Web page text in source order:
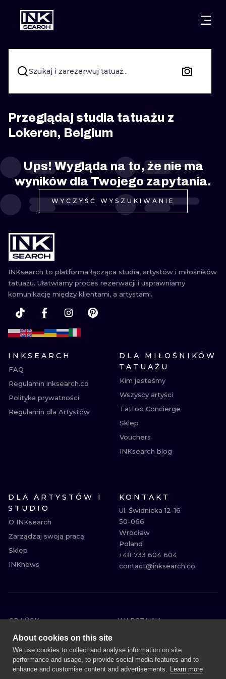
MIASTA GDAŃSK
WARSZAWA POZNAŃ
KRAKÓW KATOWICE
WROCŁAW ŁÓDŹ
BERLIN
AMSTERDAM EDYNBURG
PRAGA LONDYN
STYLE
KALIGRAFIA
NEW
TRIBAL
RYCINOWE
Szukaj i zarezerwuj tatuaż...
Przeglądaj studia tatuażu z
Lokeren, Belgium
Ups! Wygląda na to, że nie ma
wyników dla Twojego zapytania.
WYCZYŚĆ WYSZUKIWANIE
INKsearch to platforma łącząca studia, artystów i miłośników
tatuażu. Ułatwiamy proces rezerwacji i usprawniamy
komunikację między klientami, a artystami.
INKSEARCH
FAQ
Regulamin inksearch.co
Polityka prywatności
Regulamin dla Artystów
DLA MIŁOŚNIKÓW
TATUAŻU
Kim jesteśmy
Wszyscy artyści
Tattoo Concierge
Sklep
Vouchers
INKsearch blog
DLA ARTYSTÓW I
STUDIO
O INKsearch
Zarządzaj swoją pracą
Sklep
INKnews
KONTAKT
Ul. Świdnicka 12-16
50-066
Wrocław
Poland
+48 733 604 604
contact@inksearch.co
GDAŃSK
WARSZAWA
POZNAŃ
KATOWICE
WROCŁAW
ŁÓDŹ
BERLIN
About cookies on this site
We use cookies to collect and analyse information on site
performance and usage, to provide social media features and to
enhance and customise content and advertisements. Learn more